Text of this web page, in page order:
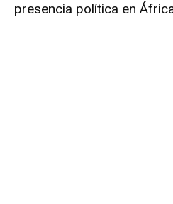
presencia política en